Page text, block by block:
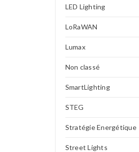
LED Lighting
LoRaWAN
Lumax
Non classé
SmartLighting
STEG
Stratégie Energétique
Street Lights